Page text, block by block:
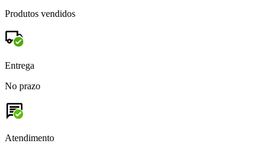
Produtos vendidos
Entrega
No prazo
Atendimento